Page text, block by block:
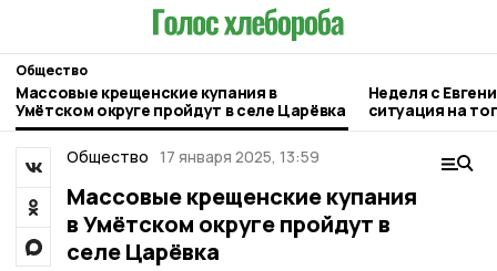
Общество
Массовые крещенские купания в
Умётском округе пройдут в селе Царёвка
Неделя с
ситуация на
городе и
Общество 17 января 2025, 13:59
Массовые крещенские купания
в Умётском округе пройдут в
селе Царёвка